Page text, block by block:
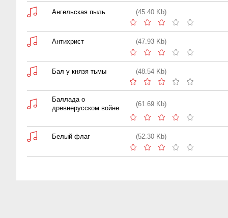
Ангельская пыль (45.40 Kb)
Антихрист (47.93 Kb)
Бал у князя тьмы (48.54 Kb)
Баллада о
древнерусском войне
(61.69 Kb)
Белый флаг (52.30 Kb)